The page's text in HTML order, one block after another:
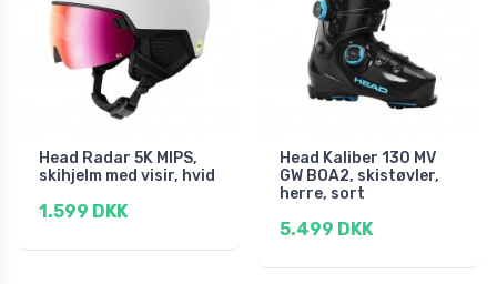
Head Radar 5K MIPS,
skihjelm med visir, hvid
1.599 DKK
Head Kaliber 130 MV
GW BOA2, skistøvler,
herre, sort
5.499 DKK